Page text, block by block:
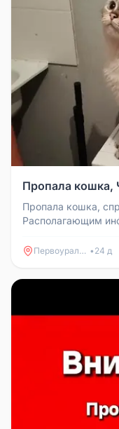
Пропала кошка,
Пропала кошка,
Располагающим
Первоуральск • 24 д